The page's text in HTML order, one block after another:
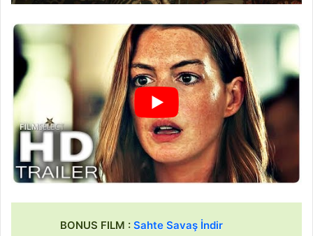
BONUS FILM : Sahte Savaş İndir